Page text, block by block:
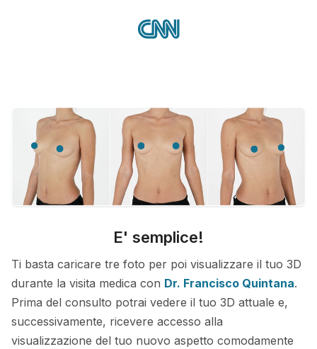
E' semplice!
Ti basta caricare tre foto per poi visualizzare il tuo 3D
durante la visita medica con Dr. Francisco Quintana.
Prima del consulto potrai vedere il tuo 3D attuale e,
successivamente, ricevere accesso alla
visualizzazione del tuo nuovo aspetto comodamente